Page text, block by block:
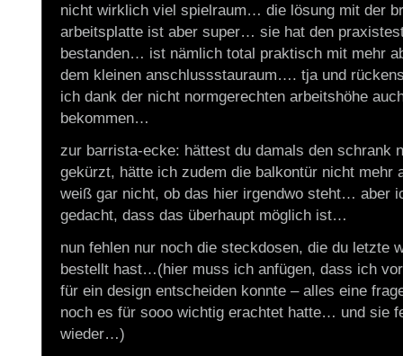
nicht wirklich viel spielraum… die lösung mit der
arbeitsplatte ist aber super… sie hat den
bestanden… ist nämlich total praktisch mit mehr
dem kleinen anschlussstauraum…. tja und
ich dank der nicht normgerechten arbeitshöhe
bekommen…
zur barrista-ecke: hättest du damals den schrank
gekürzt, hätte ich zudem die balkontür nicht mehr
weiß gar nicht, ob das hier irgendwo steht… aber
gedacht, dass das überhaupt möglich ist…
nun fehlen nur noch die steckdosen, die du letzte
bestellt hast…(hier muss ich anfügen, dass ich
für ein design entscheiden konnte – alles eine
noch es für sooo wichtig erachtet hatte… und sie
wieder…)